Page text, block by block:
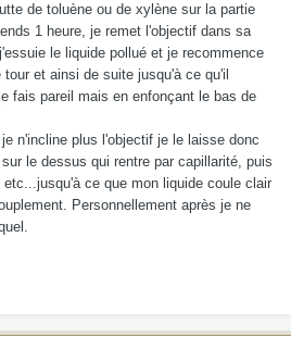
de toluène ou de xylène sur la partie
1 heure, je remet l'objectif dans sa
le liquide pollué et je recommence
et ainsi de suite jusqu'à ce qu'il
fais pareil mais en enfonçant le bas de
n'incline plus l'objectif je le laisse donc
le dessus qui rentre par capillarité, puis
ce que mon liquide coule clair
Personnellement après je ne